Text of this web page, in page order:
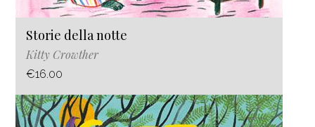
Storie della notte
Kitty Crowther
€16.00